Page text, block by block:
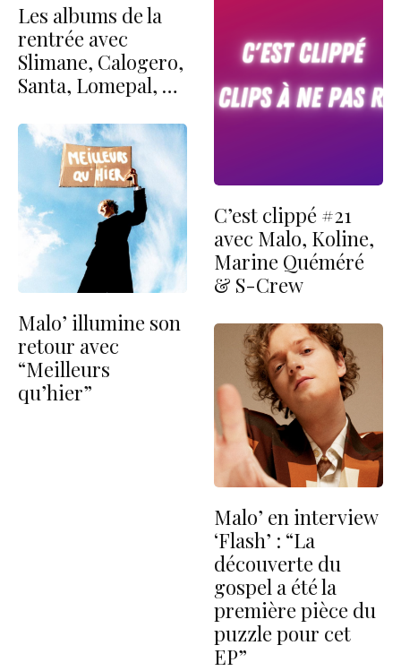
Les albums de la
rentrée avec
Slimane, Calogero,
Santa, Lomepal, …
Malo’ illumine son
retour avec
“Meilleurs
qu’hier”
C’est clippé #21
avec Malo, Koline,
Marine Quéméré
& S-Crew
Malo’ en interview
‘Flash’ : “La
découverte du
gospel a été la
première pièce du
puzzle pour cet
EP”